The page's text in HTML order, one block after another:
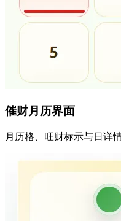
催财月历界面
月历格、旺财标示与日详情